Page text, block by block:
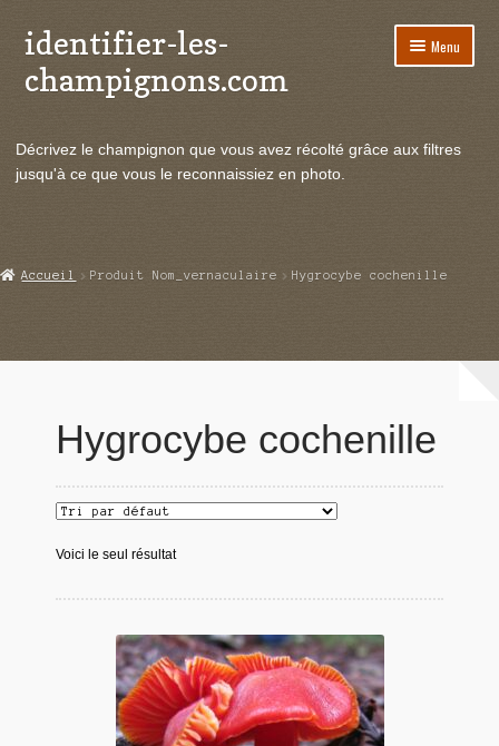
Aller
à
la
Aller
au
contenu
identifier-les-
champignons.com
Menu
le
Actualités
menu
Echanges et contacts
Ouvrir
Décrivez le champignon que vous avez récolté grâce aux filtres
jusqu'à ce que vous le reconnaissiez en photo.
Accueil Produit Nom_vernaculaire Hygrocybe cochenille
Hygrocybe cochenille
Voici le seul résultat